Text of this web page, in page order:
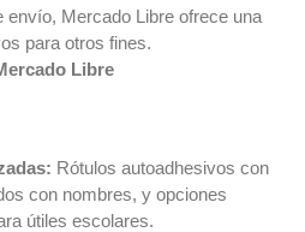
envío, Mercado Libre ofrece una
para otros fines.
Libre
Rótulos autoadhesivos con
con nombres, y opciones
útiles escolares.